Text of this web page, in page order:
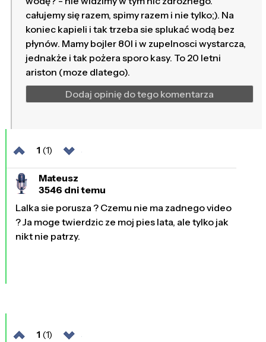
całujemy się razem, spimy razem i nie tylko;). Na
koniec kapieli i tak trzeba sie splukać wodą bez
płynów. Mamy bojler 80l i w zupelnosci wystarcza,
jednakże i tak pożera sporo kasy. To 20 letni
ariston (moze dlatego).
Dodaj opinię do tego komentarza
1(1)
Mateusz
3546 dni temu
Lalka sie porusza ? Czemu nie ma zadnego video
? Ja moge twierdzic ze moj pies lata, ale tylko jak
nikt nie patrzy.
1(1)